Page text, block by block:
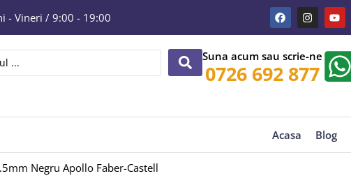
- Vineri / 9:00 - 19:00
Suna acum sau scrie-ne
0726 692 877
Acasa Blog
Negru Apollo Faber-Castell